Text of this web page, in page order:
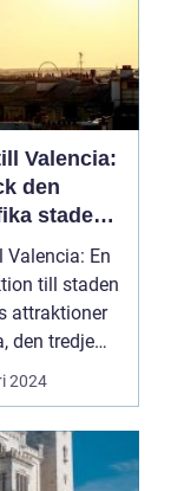
Valencia:
den
staden
rika
och kultur
Valencia: En
till staden
attraktioner
den tredje
2024